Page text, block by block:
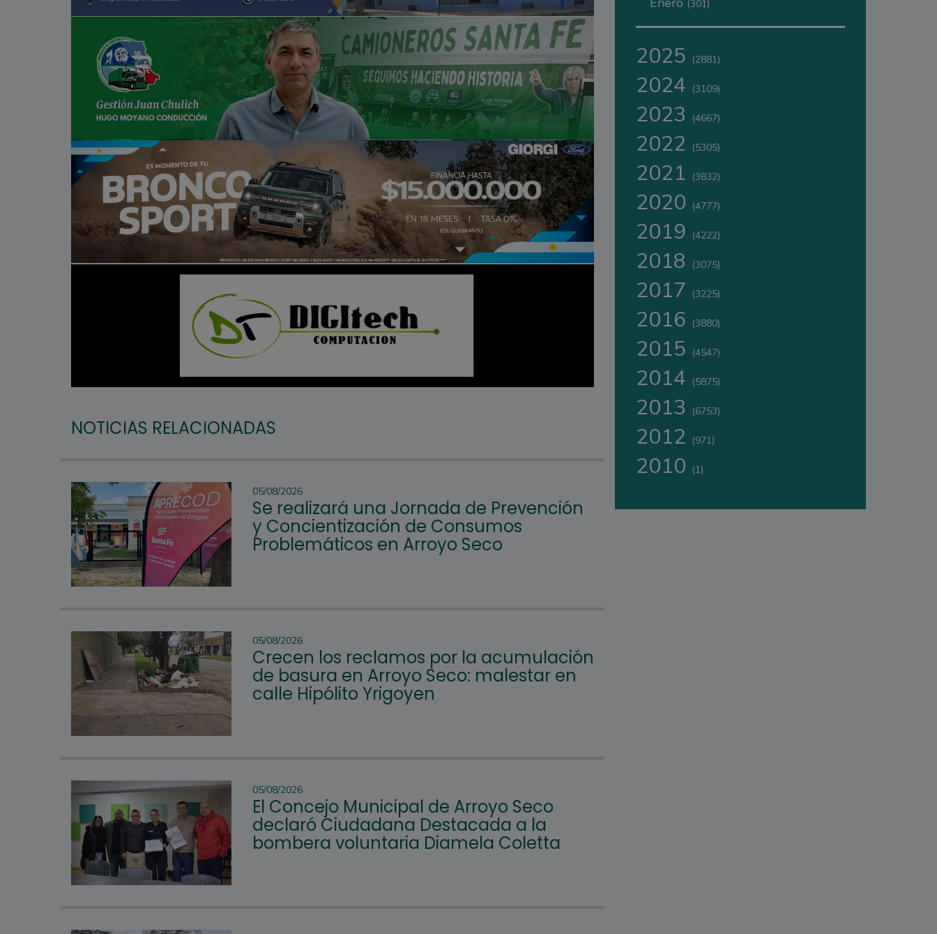
NOTICIAS RELACIONADAS
05/08/2026
Se realizará una Jornada de Prevención
y Concientización de Consumos
Problemáticos en Arroyo Seco
05/08/2026
Crecen los reclamos por la acumulación
de basura en Arroyo Seco: malestar en
calle Hipólito Yrigoyen
05/08/2026
El Concejo Municipal de Arroyo Seco
declaró Ciudadana Destacada a la
bombera voluntaria Diamela Coletta
(301)
2025 (2881)
2024 (3109)
2023 (4667)
2022 (5305)
2021 (3832)
2020 (4777)
2019 (4222)
2018 (3075)
2017 (3225)
2016 (3880)
2015 (4547)
2014 (5875)
2013 (6753)
2012 (971)
2010 (1)